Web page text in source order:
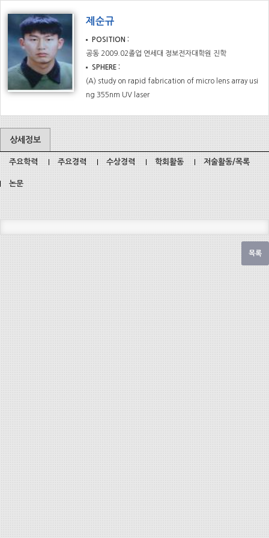
제순규
POSITION
공동 2009.02졸업 연세대 정보전자대학원 진학
SPHERE
(A) study on rapid fabrication of micro lens array usi
ng 355nm UV laser
상세정보
주요학력 주요경력 수상경력 학회활동 저술활동/목록
논문